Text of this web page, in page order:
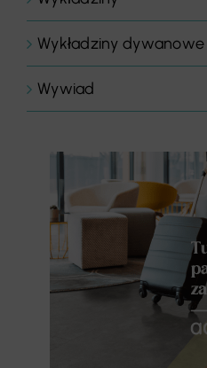
Wykładziny dywanowe
Wywiad